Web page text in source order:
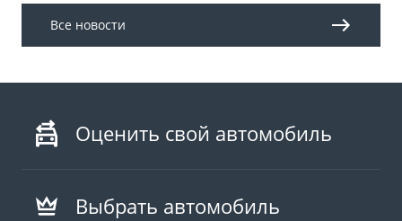
Все новости
Оценить свой автомобиль
Выбрать автомобиль